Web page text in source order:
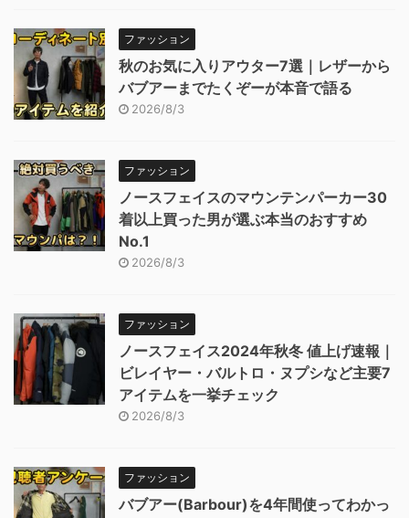
ファッション
秋のお気に入りアウター7選｜レザーから
バブアーまでたくぞーが本音で語る
2026/8/3
ファッション
ノースフェイスのマウンテンパーカー30
着以上買った男が選ぶ本当のおすすめ
No.1
2026/8/3
ファッション
ノースフェイス2024年秋冬 値上げ速報｜
ビレイヤー・バルトロ・ヌプシなど主要7
アイテムを一挙チェック
2026/8/3
ファッション
バブアー(Barbour)を4年間使ってわかっ